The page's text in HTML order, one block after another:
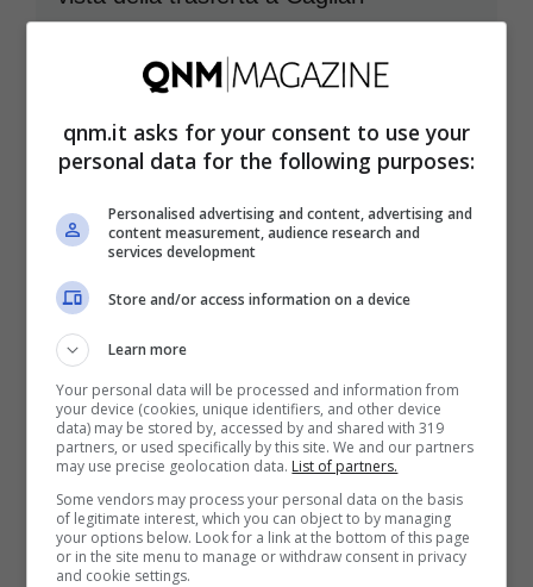
Milan in cerca di rinforzi: due nuovi
nomi emergono per l’attacco di Allegri
nel mercato di gennaio
qnm.it asks for your consent to use your
personal data for the following purposes:
Personalised advertising and content, advertising and
content measurement, audience research and
services development
Store and/or access information on a device
Learn more
Your personal data will be processed and information from
your device (cookies, unique identifiers, and other device
data) may be stored by, accessed by and shared with 319
partners, or used specifically by this site. We and our partners
may use precise geolocation data. List of partners.
Some vendors may process your personal data on the basis
of legitimate interest, which you can object to by managing
your options below. Look for a link at the bottom of this page
or in the site menu to manage or withdraw consent in privacy
and cookie settings.